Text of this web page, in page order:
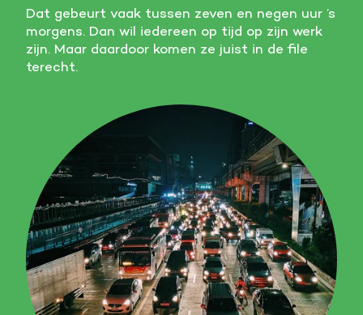
Dat gebeurt vaak tussen zeven en negen uur ’s
morgens. Dan wil iedereen op tijd op zijn werk
zijn. Maar daardoor komen ze juist in de file
terecht.